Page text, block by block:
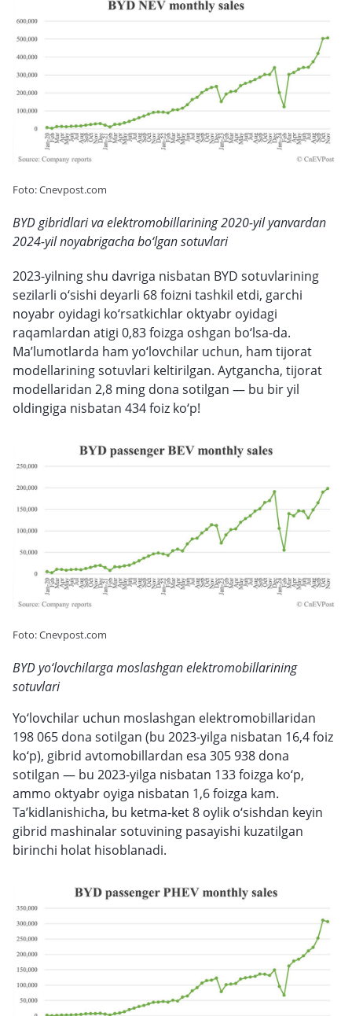
Foto: Cnevpost.com
BYD gibridlari va elektromobillarining 2020-yil yanvardan
2024-yil noyabrigacha bo‘lgan sotuvlari
2023-yilning shu davriga nisbatan BYD sotuvlarining
sezilarli o‘sishi deyarli 68 foizni tashkil etdi, garchi
noyabr oyidagi ko‘rsatkichlar oktyabr oyidagi
raqamlardan atigi 0,83 foizga oshgan bo‘lsa-da.
Ma’lumotlarda ham yo‘lovchilar uchun, ham tijorat
modellarining sotuvlari keltirilgan. Aytgancha, tijorat
modellaridan 2,8 ming dona sotilgan — bu bir yil
oldingiga nisbatan 434 foiz ko‘p!
Foto: Cnevpost.com
BYD yo‘lovchilarga moslashgan elektromobillarining
sotuvlari
Yo‘lovchilar uchun moslashgan elektromobillaridan
198 065 dona sotilgan (bu 2023-yilga nisbatan 16,4 foiz
ko‘p), gibrid avtomobillardan esa 305 938 dona
sotilgan — bu 2023-yilga nisbatan 133 foizga ko‘p,
ammo oktyabr oyiga nisbatan 1,6 foizga kam.
Ta’kidlanishicha, bu ketma-ket 8 oylik o‘sishdan keyin
gibrid mashinalar sotuvining pasayishi kuzatilgan
birinchi holat hisoblanadi.